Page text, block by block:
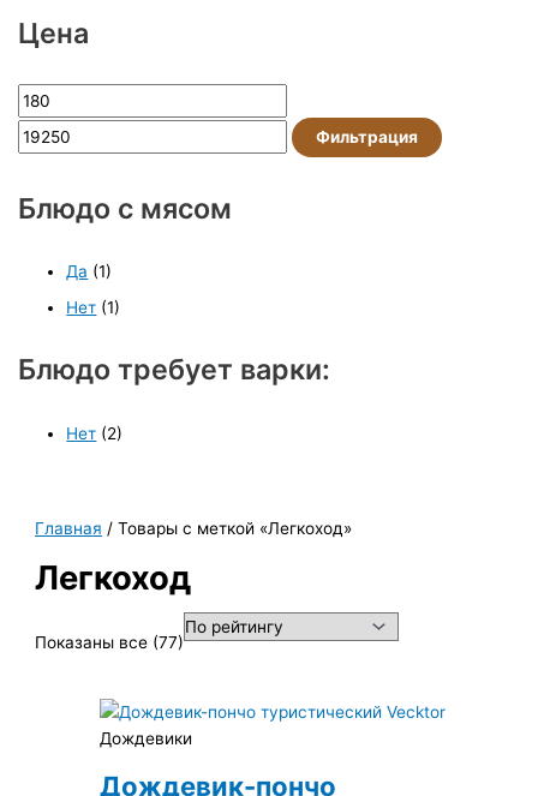
Цена
Фильтрация
Блюдо с мясом
Да (1)
Нет (1)
Блюдо требует варки:
Нет (2)
Главная / Товары с меткой «Легкоход»
Легкоход
Показаны все (77)
Дождевики
Дождевик-пончо